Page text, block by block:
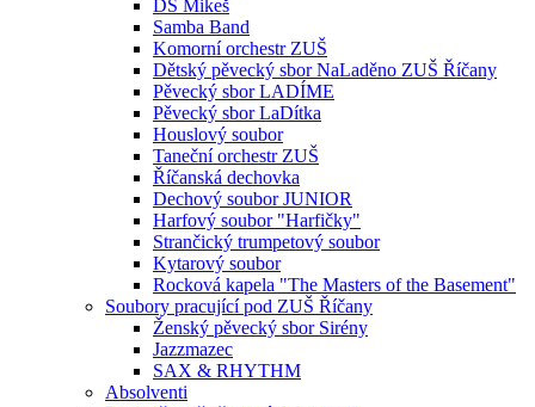
DS Mikeš
Samba Band
Komorní orchestr ZUŠ
Dětský pěvecký sbor NaLaděno ZUŠ Říčany
Pěvecký sbor LADÍME
Pěvecký sbor LaDítka
Houslový soubor
Taneční orchestr ZUŠ
Říčanská dechovka
Dechový soubor JUNIOR
Harfový soubor "Harfičky"
Strančický trumpetový soubor
Kytarový soubor
Rocková kapela "The Masters of the Basement"
Soubory pracující pod ZUŠ Říčany
Ženský pěvecký sbor Sirény
Jazzmazec
SAX & RHYTHM
Absolventi